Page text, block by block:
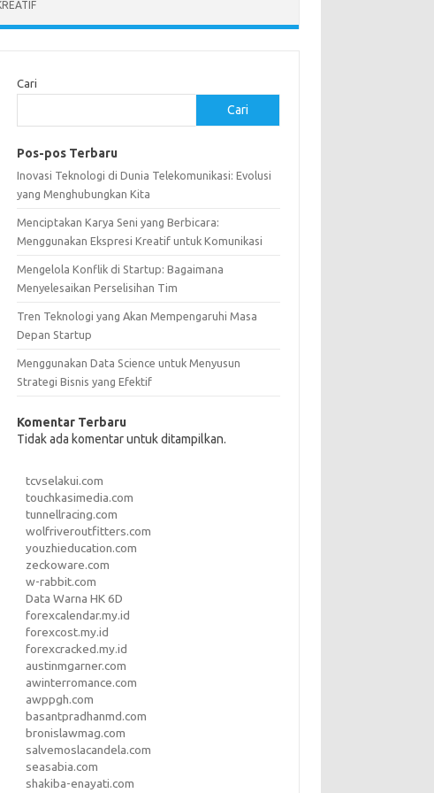
Cari
Cari
Pos-pos Terbaru
Inovasi Teknologi di Dunia Telekomunikasi: Evolusi
yang Menghubungkan Kita
Menciptakan Karya Seni yang Berbicara:
Menggunakan Ekspresi Kreatif untuk Komunikasi
Mengelola Konflik di Startup: Bagaimana
Menyelesaikan Perselisihan Tim
Tren Teknologi yang Akan Mempengaruhi Masa
Depan Startup
Menggunakan Data Science untuk Menyusun
Strategi Bisnis yang Efektif
Komentar Terbaru
Tidak ada komentar untuk ditampilkan.
tcvselakui.com
touchkasimedia.com
tunnellracing.com
wolfriveroutfitters.com
youzhieducation.com
zeckoware.com
w-rabbit.com
Data Warna HK 6D
forexcalendar.my.id
forexcost.my.id
forexcracked.my.id
austinmgarner.com
awinterromance.com
awppgh.com
basantpradhanmd.com
bronislawmag.com
salvemoslacandela.com
seasabia.com
shakiba-enayati.com